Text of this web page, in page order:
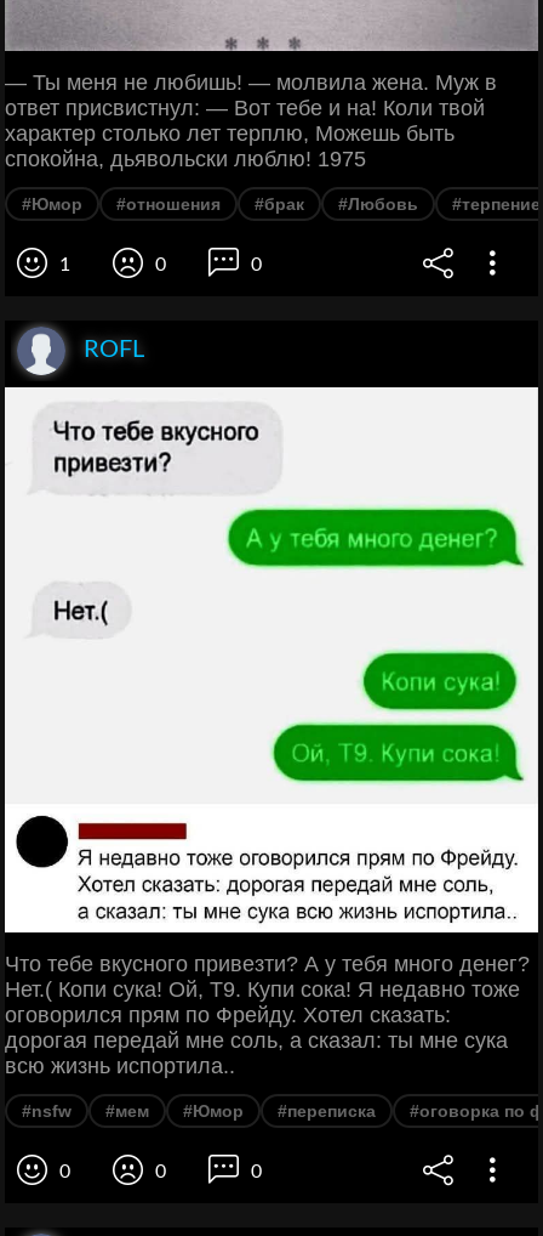
— Ты меня не любишь! — молвила жена. Муж в
ответ присвистнул: — Вот тебе и на! Коли твой
характер столько лет терплю, Можешь быть
спокойна, дьявольски люблю! 1975
#Юмор #отношения #брак #Любовь #терпение
1 0 0
ROFL
Что тебе вкусного привезти? А у тебя много денег?
Нет.( Копи сука! Ой, Т9. Купи сока! Я недавно тоже
оговорился прям по Фрейду. Хотел сказать:
дорогая передай мне соль, а сказал: ты мне сука
всю жизнь испортила..
#nsfw #мем #Юмор #переписка #оговорка по
0 0 0